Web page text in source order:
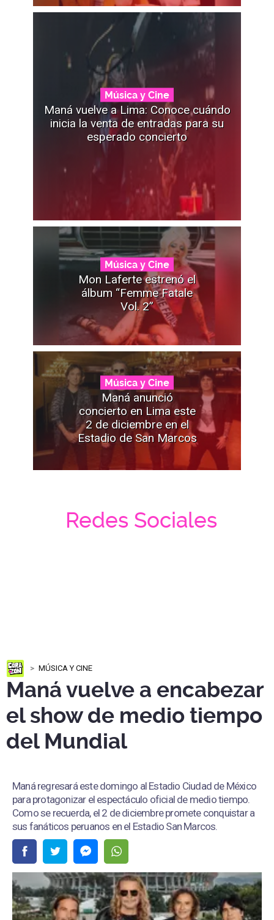
Música y Cine
Maná vuelve a Lima: Conoce cuándo
inicia la venta de entradas para su
esperado concierto
Música y Cine
Mon Laferte estrenó el
álbum “Femme Fatale
Vol. 2”
Música y Cine
Maná anunció
concierto en Lima este
2 de diciembre en el
Estadio de San Marcos
Redes Sociales
MÚSICA Y CINE
Maná vuelve a encabezar
el show de medio tiempo
del Mundial
Maná regresará este domingo al Estadio Ciudad de México
para protagonizar el espectáculo oficial de medio tiempo.
Como se recuerda, el 2 de diciembre promete conquistar a
sus fanáticos peruanos en el Estadio San Marcos.